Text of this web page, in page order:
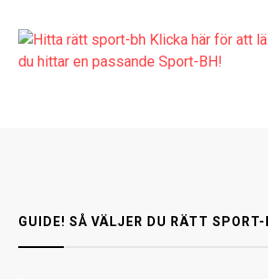
Klicka här för att
du hittar en passande Sport-BH!
GUIDE! SÅ VÄLJER DU RÄTT SPORT-